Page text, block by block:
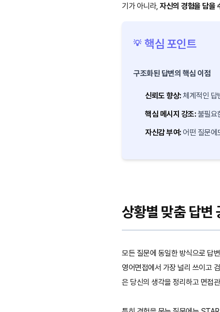
기가 아니라,자신의 경험을 담을
💡 핵심 포인트
구조화된 답변의 핵심 이점
신뢰도 향상:체계적인 답
핵심 메시지 강조:불필요
자신감 부여:어떤 질문에
상황별 맞춤 답
모든 질문에 동일한 방식으로 답
영어면접에서 가장 널리 쓰이고
은 당신의 생각을 정리하고 면접